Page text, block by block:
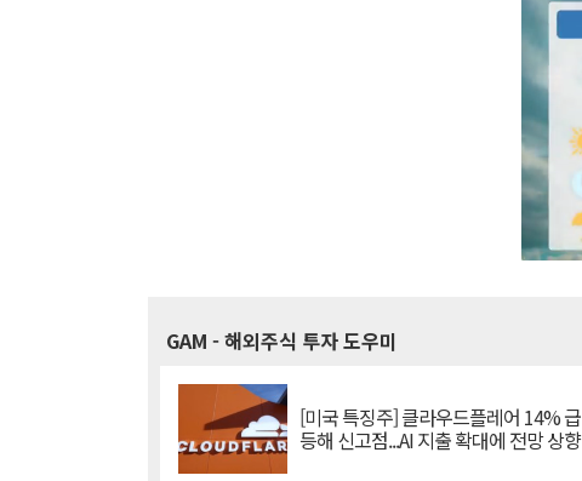
GAM - 해외주식 투자 도우미
[미국 특징주] 클라우드플레어 14% 급
등해 신고점...AI 지출 확대에 전망 상향